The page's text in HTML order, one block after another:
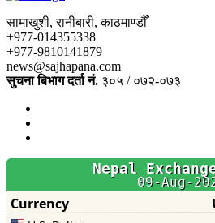
सामाखुशी, रानीबारी, काठमाण्डौँ
+977-014355338
+977-9810141879
news@sajhapana.com
सुचना बिभाग दर्ता नं. ३०५ / ०७२-०७३